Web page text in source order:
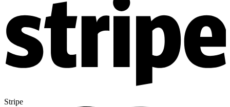
Stripe